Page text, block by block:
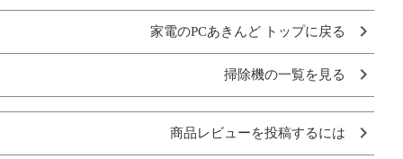
家電のPCあきんど トップに戻る
掃除機の一覧を見る
商品レビューを投稿するには